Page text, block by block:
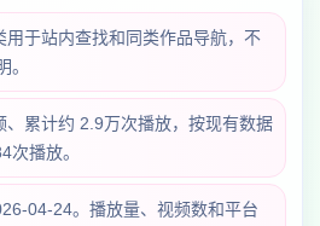
用于站内查找和同类作品导航，不
。
、累计约 2.9万次播放，按现有数据
次播放。
04-24。播放量、视频数和平台